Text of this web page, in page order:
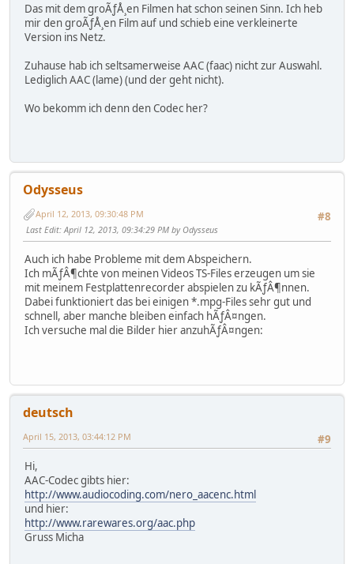
Das mit dem groÃƒÅ¸en Filmen hat schon seinen Sinn. Ich heb
mir den groÃƒÅ¸en Film auf und schieb eine verkleinerte
Version ins Netz.
Zuhause hab ich seltsamerweise AAC (faac) nicht zur Auswahl.
Lediglich AAC (lame) (und der geht nicht).
Wo bekomm ich denn den Codec her?
Odysseus
#8
April 12, 2013, 09:30:48 PM
Last Edit: April 12, 2013, 09:34:29 PM by Odysseus
Auch ich habe Probleme mit dem Abspeichern.
Ich mÃƒÂ¶chte von meinen Videos TS-Files erzeugen um sie
mit meinem Festplattenrecorder abspielen zu kÃƒÂ¶nnen.
Dabei funktioniert das bei einigen *.mpg-Files sehr gut und
schnell, aber manche bleiben einfach hÃƒÂ¤ngen.
Ich versuche mal die Bilder hier anzuhÃƒÂ¤ngen:
deutsch
#9
April 15, 2013, 03:44:12 PM
Hi,
AAC-Codec gibts hier:
http://www.audiocoding.com/nero_aacenc.html
und hier:
http://www.rarewares.org/aac.php
Gruss Micha